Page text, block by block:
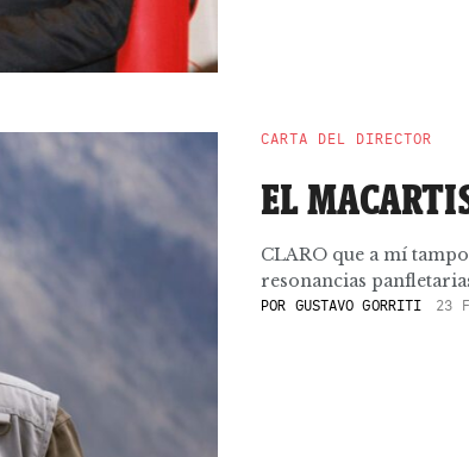
CARTA DEL DIRECTOR
EL
CLARO que a mí
resonancias
POR GUSTAVO GORRITI 23